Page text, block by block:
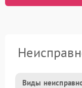
Виды